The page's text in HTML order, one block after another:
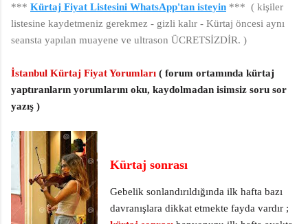
*** Kürtaj Fiyat Listesini WhatsApp'tan isteyin *** ( kişiler
listesine kaydetmeniz gerekmez - gizli kalır - Kürtaj öncesi aynı
seansta yapılan muayene ve ultrason ÜCRETSİZDİR. )
İstanbul Kürtaj Fiyat Yorumları ( forum ortamında kürtaj
yaptıranların yorumlarını oku, kaydolmadan isimsiz soru sor
yazış )
Kürtaj sonrası
Gebelik sonlandırıldığında ilk hafta bazı
davranışlara dikkat etmekte fayda vardır ;